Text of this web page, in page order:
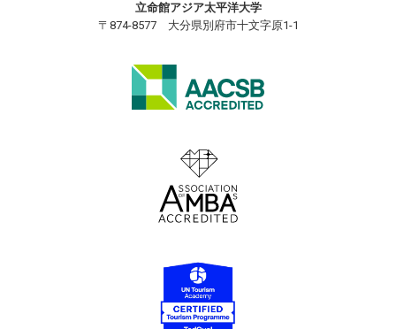
立命館アジア太平洋大学
〒874-8577 大分県別府市十文字原1-1